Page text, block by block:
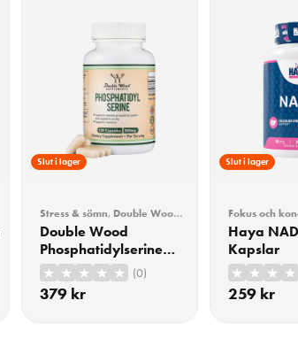
Slut i lager
Stress & sömn, Double Wood,
Fokus och koncentration
Double Wood
Phosphatidylserine
150mg 120 Kapslar
(0)
379 kr
Slut i lager
Fokus och
Haya
Kapslar
259 kr